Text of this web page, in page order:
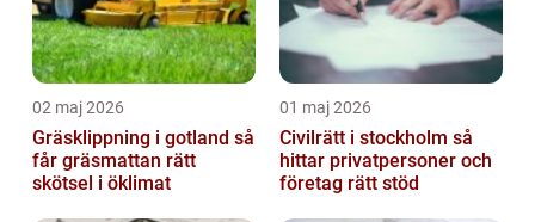
02 maj 2026
Gräsklippning i gotland så
får gräsmattan rätt
skötsel i öklimat
01 maj 2026
Civilrätt i stockholm så
hittar privatpersoner och
företag rätt stöd